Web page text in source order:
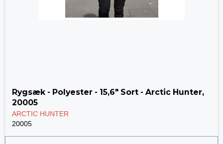
Rygsæk - Polyester - 15,6" Sort - Arctic Hunter,
20005
ARCTIC HUNTER
20005